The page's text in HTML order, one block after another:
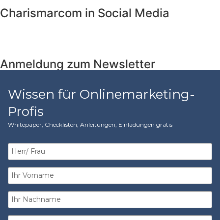
Charismarcom in Social Media
Anmeldung zum Newsletter
Wissen für Onlinemarketing-
Profis
Whitepaper, Checklisten, Anleitungen, Einladungen gratis​